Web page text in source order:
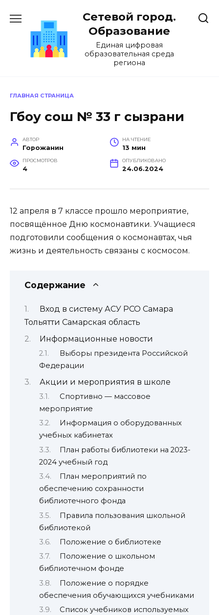
содержанию
Сетевой город.
Образование
Единая цифровая
образовательная среда
региона
ГЛАВНАЯ СТРАНИЦА
Гбоу сош № 33 г сызрани
АВТОР
Горожанин
НА ЧТЕНИЕ
13 мин
ПРОСМОТРОВ
4
ОПУБЛИКОВАНО
24.06.2024
12 апреля в 7 классе прошло мероприятие,
посвящённое Дню космонавтики. Учащиеся
подготовили сообщения о космонавтах, чья
жизнь и деятельность связаны с космосом.
Содержание
Вход в систему АСУ РСО Самара
Тольятти Самарская область
Информационные новости
Выборы президента Российской
Федерации
Акции и мероприятия в школе
Спортивно — массовое
мероприятие
Информация о оборудованных
учебных кабинетах
План работы библиотеки на 2023-
2024 учебный год
План мероприятий по
обеспечению сохранности
библиотечного фонда
Правила пользования школьной
библиотекой
Положение о библиотеке
Положение о школьном
библиотечном фонде
Положение о порядке
обеспечения обучающихся учебниками
Список учебников используемых